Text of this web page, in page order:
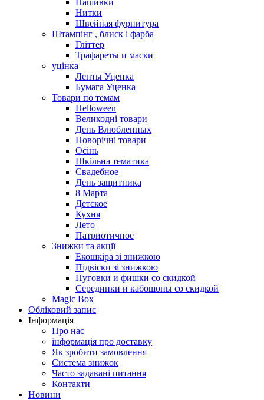
Нашивки
Нитки
Швейная фурнитура
Штампінг , блиск і фарба
Гліттер
Трафареты и маски
уцінка
Ленты Уценка
Бумага Уценка
Товари по темам
Helloween
Великодні товари
День Влюбленных
Новорічні товари
Осінь
Шкільна тематика
Свадебное
День защитника
8 Марта
Детское
Кухня
Лето
Патриотичное
Знижки та акції
Екошкіра зі знижкою
Підвіски зі знижкою
Пуговки и фишки со скидкой
Серединки и кабошоны со скидкой
Magic Box
Обліковий запис
Інформація
Про нас
інформація про доставку
Як зробити замовлення
Система знижок
Часто задавані питання
Контакти
Новини